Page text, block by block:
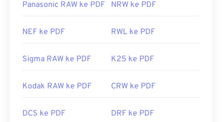
Panasonic RAW ke PDF NRW ke PDF
NEF ke PDF RWL ke PDF
Sigma RAW ke PDF K25 ke PDF
Kodak RAW ke PDF CRW ke PDF
DCS ke PDF DRF ke PDF